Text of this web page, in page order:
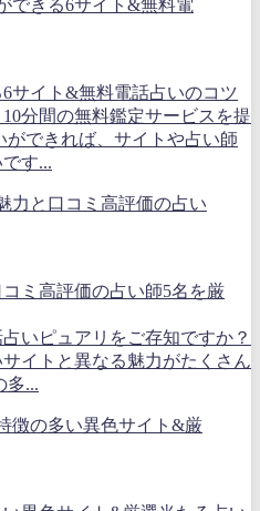
サイト&無料電話占いのコツ
分間の無料鑑定サービスを提
できれば、サイトや占い師
す...
ミ高評価の占い師5名を厳
いピュアリをご存知ですか？
イトと異なる魅力がたくさん
多...